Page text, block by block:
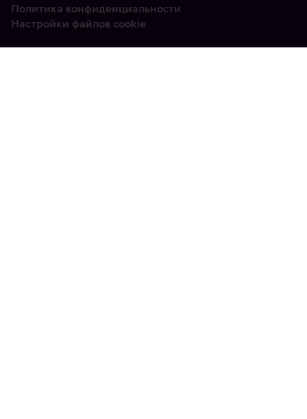
Политика конфиденциальности
Настройки файлов cookie